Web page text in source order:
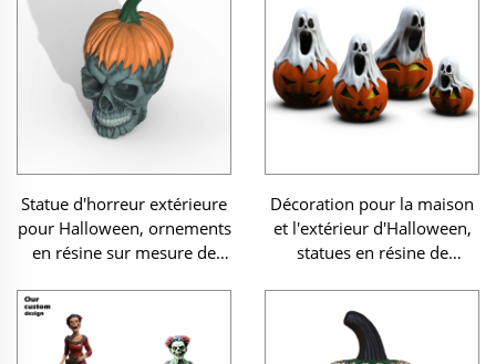
Statue d'horreur extérieure
pour Halloween, ornements
en résine sur mesure de
Décoration pour la maison
et l'extérieur d'Halloween,
statues en résine de